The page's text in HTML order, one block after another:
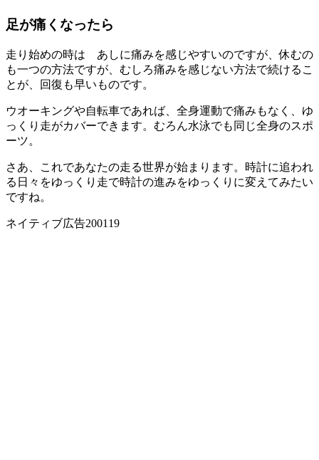
足が痛くなったら
走り始めの時は あしに痛みを感じやすいのですが、休むの
も一つの方法ですが、むしろ痛みを感じない方法で続けるこ
とが、回復も早い ものです。
ウオーキングや自転車であれば、全身運動で痛みもなく、ゆ
っくり走がカバーできます。むろん水泳でも同じ全身のスポ
ーツ。
さあ、これであなたの走る世界が始まります。時計に追われ
る日々をゆっくり走で時計の進みをゆっくりに変えてみたい
ですね。
ネイティブ広告200119